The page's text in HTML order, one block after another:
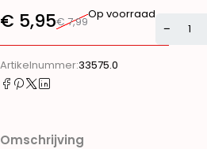
€7,99
€ 5,95 Op voorraad
Alternative:
Artikelnummer:33575.0
Omschrijving